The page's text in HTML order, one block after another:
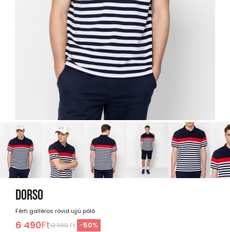
DORSO
Férfi galléros rövid ujjú póló
6 490Ft12 990 Ft -50%